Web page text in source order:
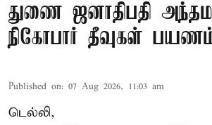
துணை ஜனாதிபதி
நிகோபார் தீவுகள்
Published on: 07 Aug 2026, 11:03 am
டெல்லி,